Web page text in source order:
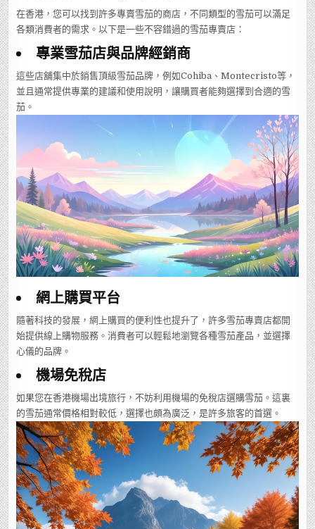
在香港，您可以找到許多專賣雪茄的商店，不同類型的雪茄可以滿足
各類消費者的需求。以下是一些不容錯過的雪茄專賣店：
專業雪茄店與品牌經銷商
這些店舖集中於銷售頂級雪茄品牌，例如Cohiba、Montecristo等，
並且通常提供專業的建議和使用說明，讓購買者能夠選擇到合適的雪
茄。
網上購買平台
隨著科技的發展，網上購買的便利性也提升了，許多雪茄專賣店都開
始提供線上購物服務。消費者可以輕鬆地瀏覽各種雪茄產品，並選擇
心儀的品牌。
機場免稅店
如果您在香港機場出境旅行，不妨利用機場的免稅店選購雪茄。這裏
的雪茄通常價格相對較低，選擇也頗為廣泛，是許多旅客的首選。